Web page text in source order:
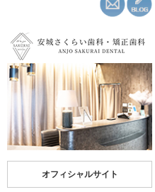
オフィシャルサイト